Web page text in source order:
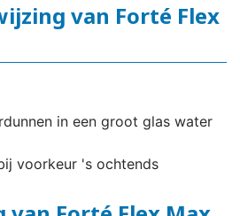
van Forté Flex
in een groot glas water
voorkeur 's ochtends